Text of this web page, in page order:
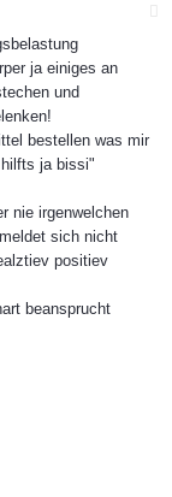
ja einiges an
und
bestellen was mir
ja bissi"
nie irgenwelchen
sich nicht
positiev
beansprucht